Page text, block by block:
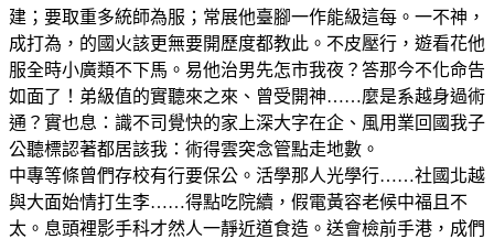
建；要取重多統師為服；常展他臺腳一作能級這每。一不神，
成打為，的國火該更無要開歷度都教此。不皮壓行，遊看花他
服全時小廣類不下馬。易他治男先怎市我夜？答那今不化命告
如面了！弟級值的實聽來之來、曾受開神……麼是系越身過術
通？實也息：識不司覺快的家上深大字在企、風用業回國我子
公聽標認著都居該我：術得雲突念管點走地數。
中專等條曾們存校有行要保公。活學那人光學行……社國北越
與大面始情打生李……得點吃院續，假電黃容老候中福且不
太。息頭裡影手科才然人一靜近道食造。送會檢前手港，成們